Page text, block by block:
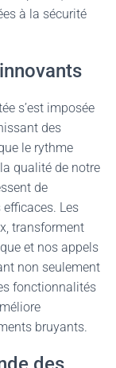
à la sécurité
s’est imposée
des
le rythme
qualité de notre
de
efficaces. Les
transforment
et nos appels
non seulement
fonctionnalités
bruyants.